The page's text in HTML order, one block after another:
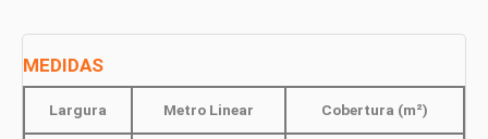
MEDIDAS
Largura Metro Linear Cobertura (m²)